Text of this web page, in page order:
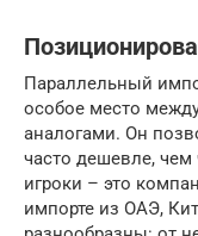
Параллельный
особое место
аналогами. Он
часто дешевле,
игроки – это
импорте из ОАЭ,